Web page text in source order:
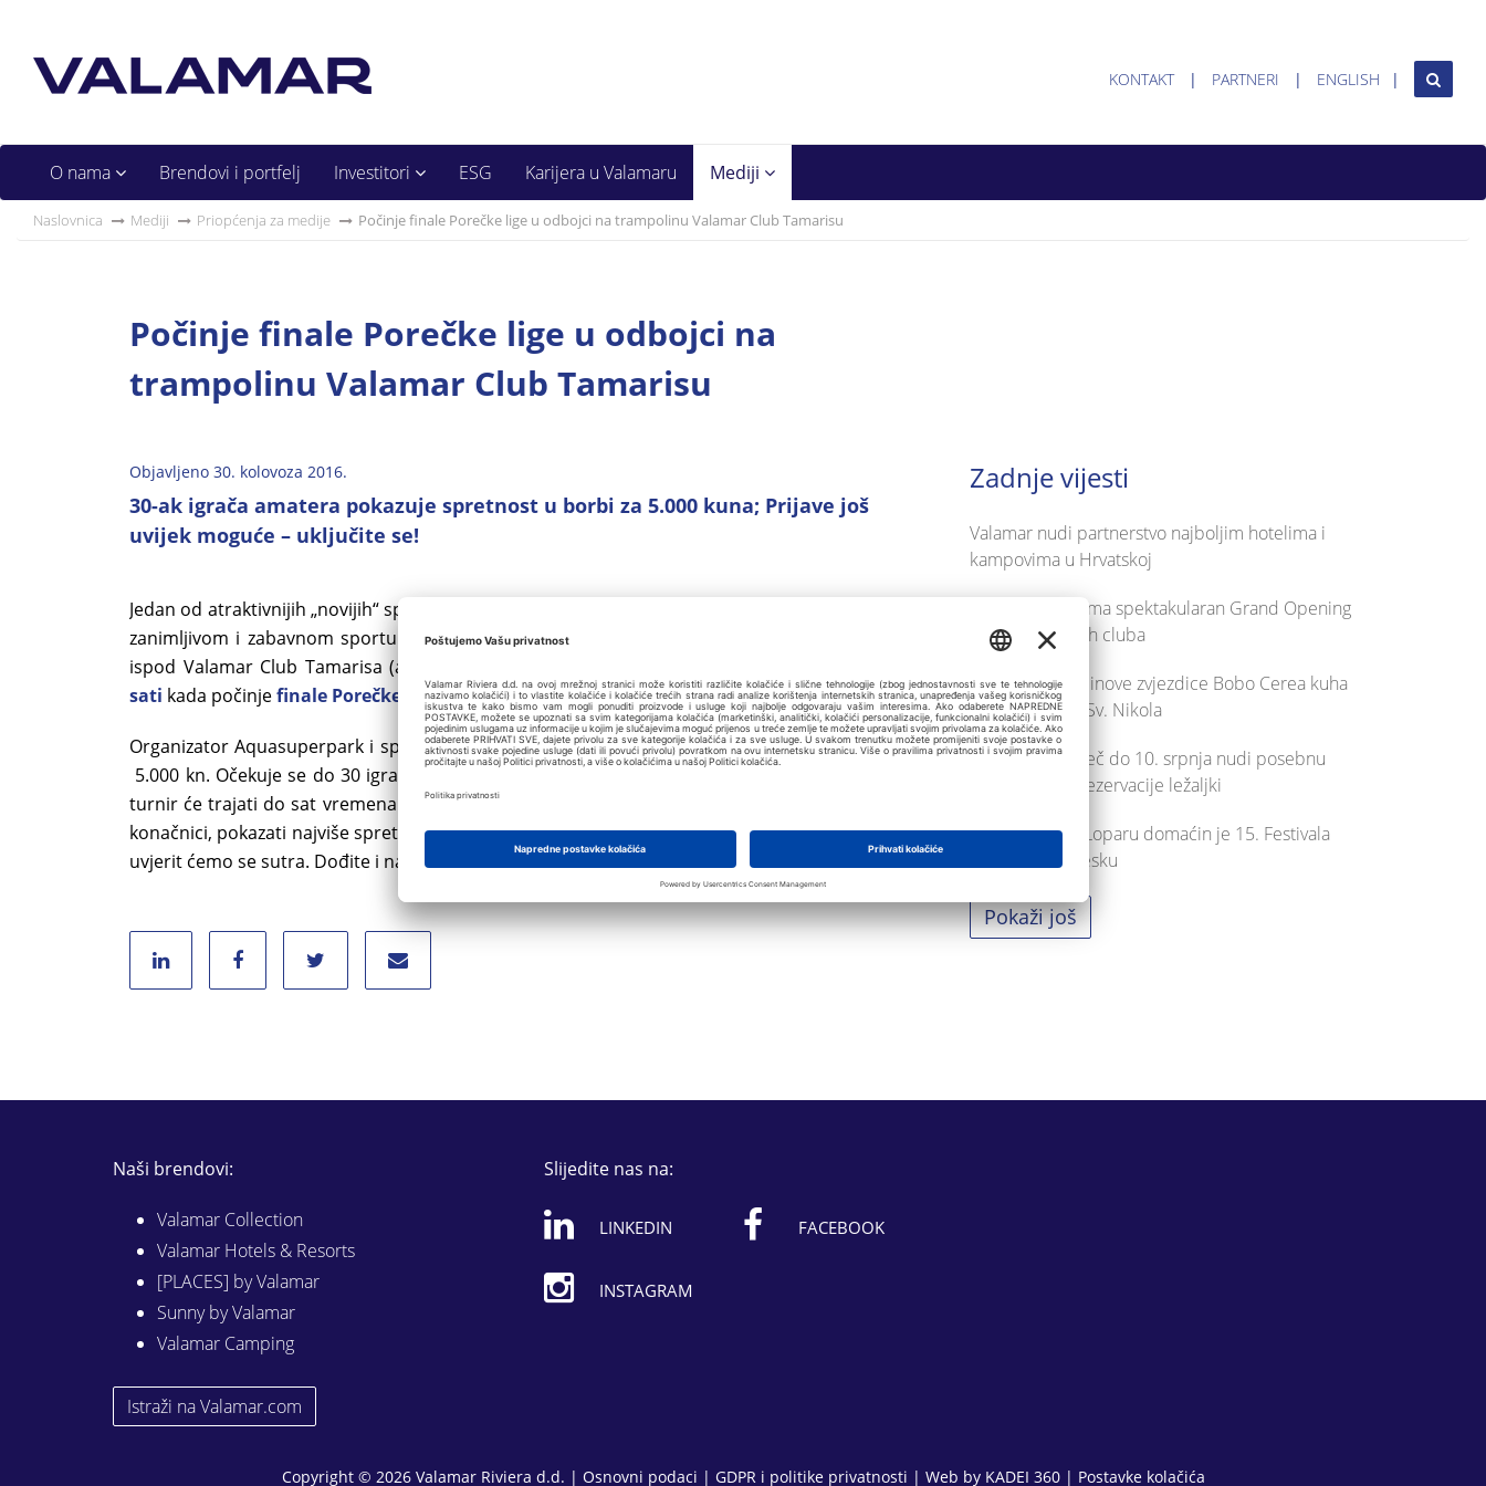
KONTAKT PARTNERI ENGLISH
O nama Brendovi i portfelj Investitori ESG Karijera u Valamaru Mediji
Naslovnica Mediji Priopćenja za medije Počinje finale Porečke lige u odbojci na trampolinu Valamar Club Tamarisu
Počinje finale Porečke lige u odbojci na
trampolinu Valamar Club Tamarisu
Objavljeno 30. kolovoza 2016.
30-ak igrača amatera pokazuje spretnost u borbi za 5.000 kuna; Prijave još
uvijek moguće – uključite se!
Jedan od atraktivnijih „novijih“ sportova – odbojka na trampolinu – dolazi u Poreč! U ovom
zanimljivom i zabavnom sportu koji se igra na plutajućem odbojkaškom terenu na plaži
ispod Valamar Club Tamarisa (aquapark) možete uživati već sutra,
sati kada počinjefinale Porečke lige u odbojci na trampolinu.
Organizator Aquasuperpark i sponzori osigurali su materijalni nagradni fond u iznosu od
5.000 kn. Očekuje se do 30 igrača- rekreativaca, a igra se u ekipama po dvoje. Prijave na
turnir će trajati do sat vremena prije početka natjecanja. Tko će osvojiti turnir i tko će, u
konačnici, pokazati najviše spretnosti u održavanju ravnoteže na terenu na površini mora,
uvjerit ćemo se sutra. Dođite i navijajte, zabava je zagarantirana!
Zadnje vijesti
Valamar nudi partnerstvo najboljim hotelima i
kampovima u Hrvatskoj
Valamar priprema spektakularan Grand Opening
Party Purobeach cluba
Chef s 3 Michelinove zvjezdice Bobo Cerea kuha
uživo na otoku Sv. Nikola
Purobeach Poreč do 10. srpnja nudi posebnu
pogodnost za rezervacije ležaljki
Rajska plaža u Loparu domaćin je 15. Festivala
skulptura u pijesku
Pokaži još
Naši brendovi:
Valamar Collection
Valamar Hotels & Resorts
[PLACES] by Valamar
Sunny by Valamar
Valamar Camping
Istraži na Valamar.com
Slijedite nas na:
LINKEDIN FACEBOOK
INSTAGRAM
Copyright © 2026 Valamar Riviera d.d. | Osnovni podaci | GDPR i politike privatnosti | Web by KADEI 360| Postavke kolačića